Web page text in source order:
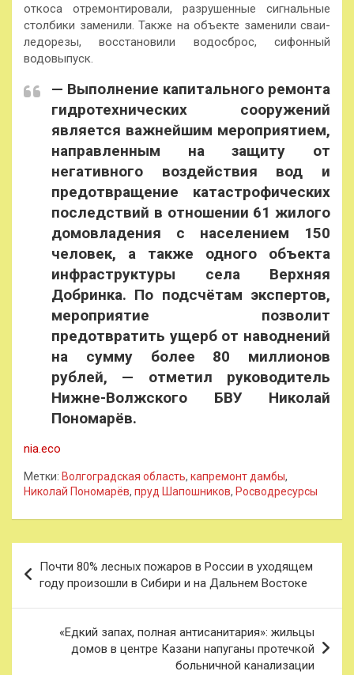
откоса отремонтировали, разрушенные сигнальные
столбики заменили. Также на объекте заменили сваи-
ледорезы, восстановили водосброс, сифонный
водовыпуск.
— Выполнение капитального ремонта
гидротехнических сооружений
является важнейшим мероприятием,
направленным на защиту от
негативного воздействия вод и
предотвращение катастрофических
последствий в отношении 61 жилого
домовладения с населением 150
человек, а также одного объекта
инфраструктуры села Верхняя
Добринка. По подсчётам экспертов,
мероприятие позволит
предотвратить ущерб от наводнений
на сумму более 80 миллионов
рублей, — отметил руководитель
Нижне-Волжского БВУ Николай
Пономарёв.
nia.eco
Метки: Волгоградская область, капремонт дамбы,
Николай Пономарёв, пруд Шапошников, Росводресурсы
по
записям
Почти 80% лесных пожаров в России в уходящем
году произошли в Сибири и на Дальнем Востоке
«Едкий запах, полная антисанитария»: жильцы
домов в центре Казани напуганы протечкой
больничной канализации